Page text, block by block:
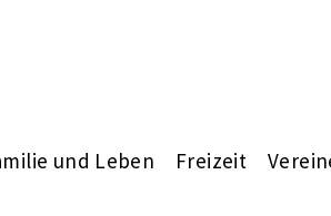
und Leben Freizeit